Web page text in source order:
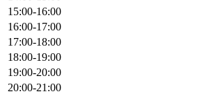
15:00-16:00
16:00-17:00
17:00-18:00
18:00-19:00
19:00-20:00
20:00-21:00